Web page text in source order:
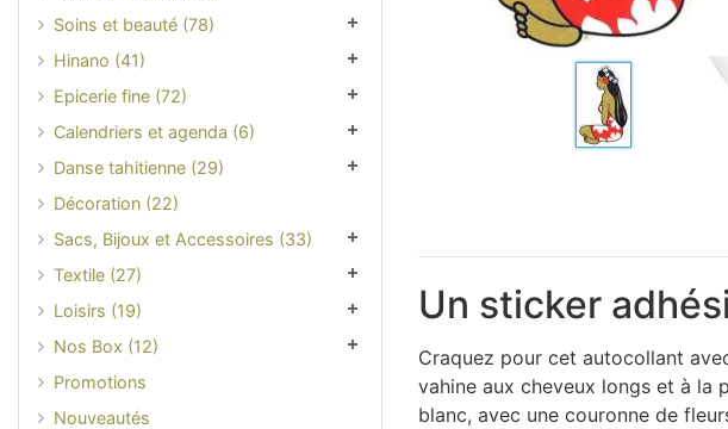
Un sticker
Craquez pour cet autocollant
vahine aux cheveux longs et à la
blanc, avec une couronne de
Soins et beauté (78)
Hinano (41)
Epicerie fine (72)
Calendriers et agenda (6)
Danse tahitienne (29)
Décoration (22)
Sacs, Bijoux et Accessoires (33)
Textile (27)
Loisirs (19)
Nos Box (12)
Promotions
Nouveautés